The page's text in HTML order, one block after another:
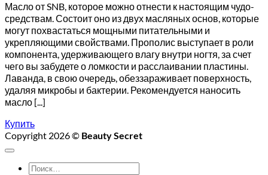
Масло от SNB, которое можно отнести к настоящим чудо-
средствам. Состоит оно из двух масляных основ, которые
могут похвастаться мощными питательными и
укрепляющими свойствами. Прополис выступает в роли
компонента, удерживающего влагу внутри ногтя, за счет
чего вы забудете о ломкости и расслаивании пластины.
Лаванда, в свою очередь, обеззараживает поверхность,
удаляя микробы и бактерии. Рекомендуется наносить
масло [...]
Купить
Copyright 2026 © Beauty Secret
Искать: